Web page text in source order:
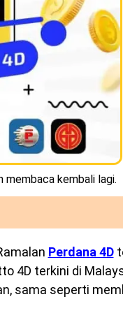
membaca kembali lagi.
Perdana 4D
4D terkini di
sama seperti